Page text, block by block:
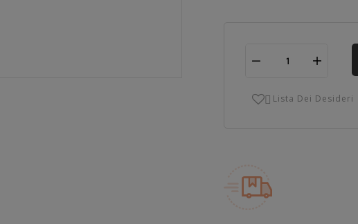
 Lista Dei Desideri